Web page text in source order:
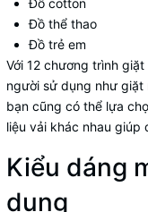
Đồ cotton
Đồ thể thao
Đồ trẻ em
Với 12 chương trình
người sử dụng như
bạn cũng có thể lựa
liệu vải khác nhau giúp
Kiểu dáng
dụng